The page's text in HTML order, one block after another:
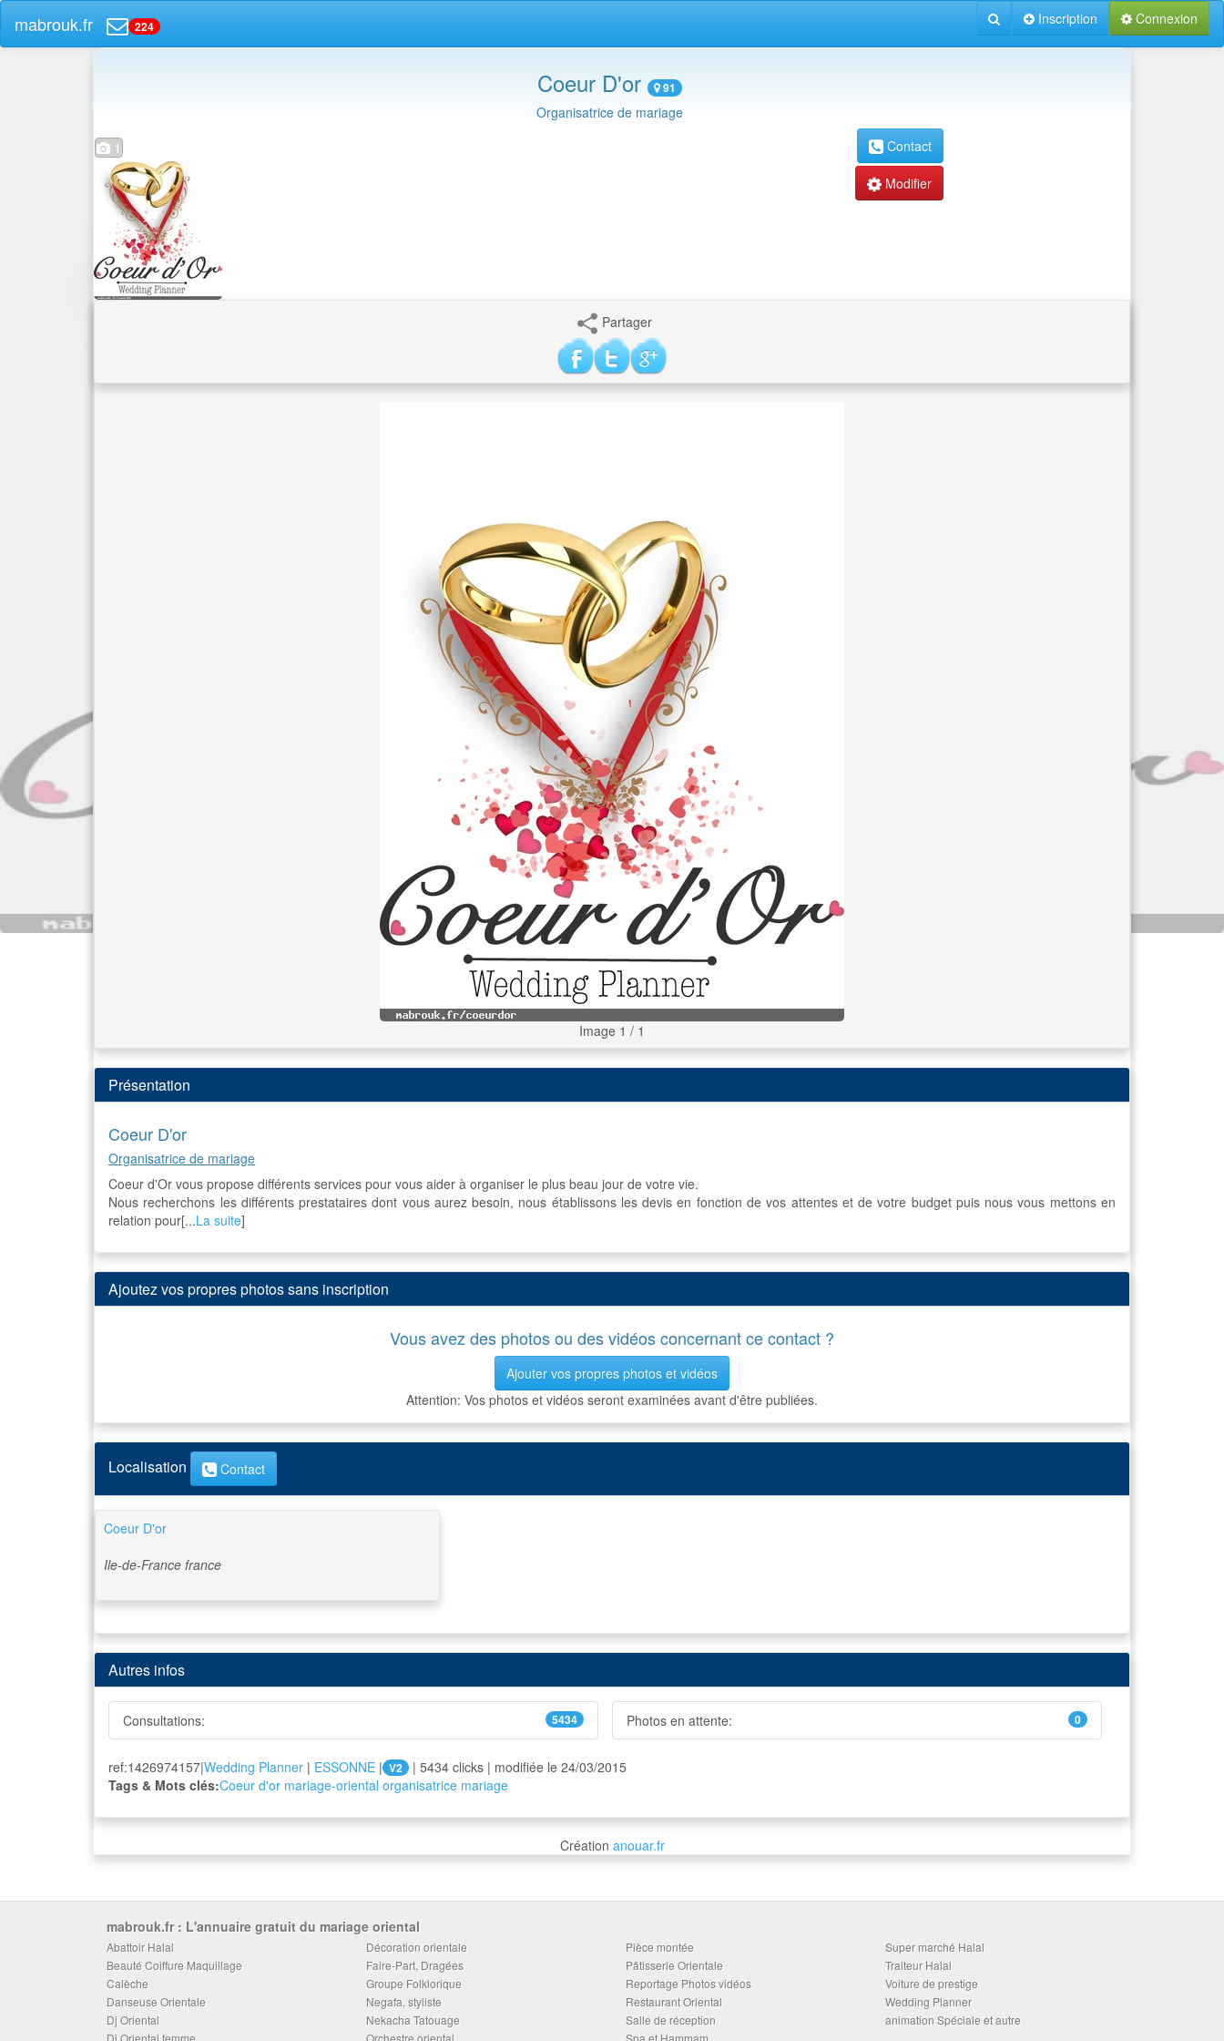
mabrouk.fr 224 Connexion
Inscription
Coeur D'or 91
Organisatrice de mariage
1
Contact
Modifier
Partager
Image 1 / 1
Présentation
Coeur D'or
Organisatrice de mariage
Coeur d'Or vous propose différents services pour vous aider à organiser le plus beau jour de votre vie.
Nous recherchons les différents prestataires dont vous aurez besoin, nous établissons les devis en fonction de vos attentes et de votre budget puis nous vous mettons en
relation pour[...La suite]
Ajoutez vos propres photos sans inscription
Vous avez des photos ou des vidéos concernant ce contact ?
Ajouter vos propres photos et vidéos
Attention: Vos photos et vidéos seront examinées avant d'être publiées.
Localisation Contact
Coeur D'or
Ile-de-France france
Autres infos
Consultations: 5434 Photos en attente: 0
ref:1426974157|Wedding Planner | ESSONNE | V2
| 5434 clicks | modifiée le 24/03/2015
Tags & Mots clés:Coeur d'or mariage-oriental organisatrice mariage
Création anouar.fr
mabrouk.fr : L'annuaire gratuit du mariage oriental
Abattoir Halal
Beauté Coiffure Maquillage
Calèche
Danseuse Orientale
Dj Oriental
Dj Oriental femme
Décoration orientale
Faire-Part, Dragées
Groupe Folklorique
Negafa, styliste
Nekacha Tatouage
Orchestre oriental
Pièce montée
Pâtisserie Orientale
Reportage Photos vidéos
Restaurant Oriental
Salle de réception
Spa et Hammam
Super marché Halal
Traiteur Halal
Voiture de prestige
Wedding Planner
animation Spéciale et autre